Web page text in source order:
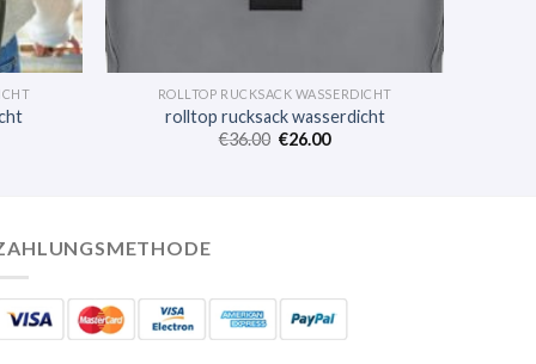
ROLLTOP RUCKSACK WASSERDICHT
rolltop rucksack wasserdicht
€36.00 €26.00